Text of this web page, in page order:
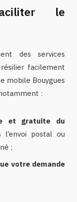
le
des services
facilement
mobile Bouygues
:
et gratuite du
l’envoi postal ou
;
votre demande